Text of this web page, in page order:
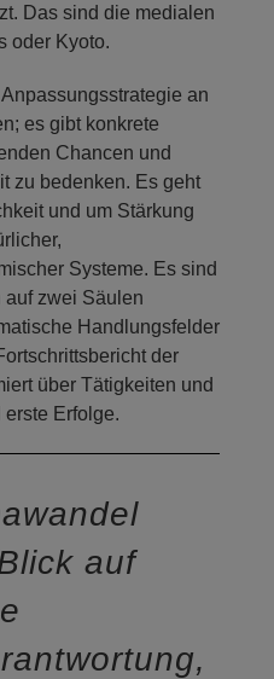
Das sind die medialen
oder Kyoto.
an
es gibt konkrete
Chancen und
zu bedenken. Es geht
und um Stärkung
Systeme. Es sind
zwei Säulen
Handlungsfelder
der
über Tätigkeiten und
erste Erfolge.
auf